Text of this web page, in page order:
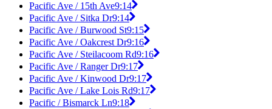
Pacific Ave / 15th Ave9:14
Pacific Ave / Sitka Dr9:14
Pacific Ave / Burwood St9:15
Pacific Ave / Oakcrest Dr9:16
Pacific Ave / Steilacoom Rd9:16
Pacific Ave / Ranger Dr9:17
Pacific Ave / Kinwood Dr9:17
Pacific Ave / Lake Lois Rd9:17
Pacific / Bismarck Ln9:18